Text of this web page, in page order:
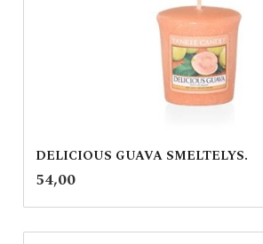
DELICIOUS GUAVA SMELTELYS.
Pris
54,00